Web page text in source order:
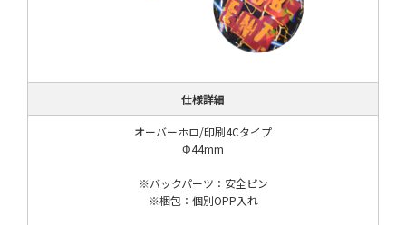
仕様詳細
オーバーホロ/印刷4Cタイプ
Φ44mm
※バックパーツ：安全ピン
※梱包：個別OPP入れ